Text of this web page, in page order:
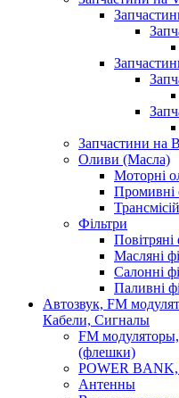
Запчастини на
Оливи (Масла)
Моторні
Промивні
Фільтри
Повітряні
Масляні
Салонні
Паливні
Автозвук, FM
Кабели, Сигналы
FM
(флешки)
POWER
Антенны